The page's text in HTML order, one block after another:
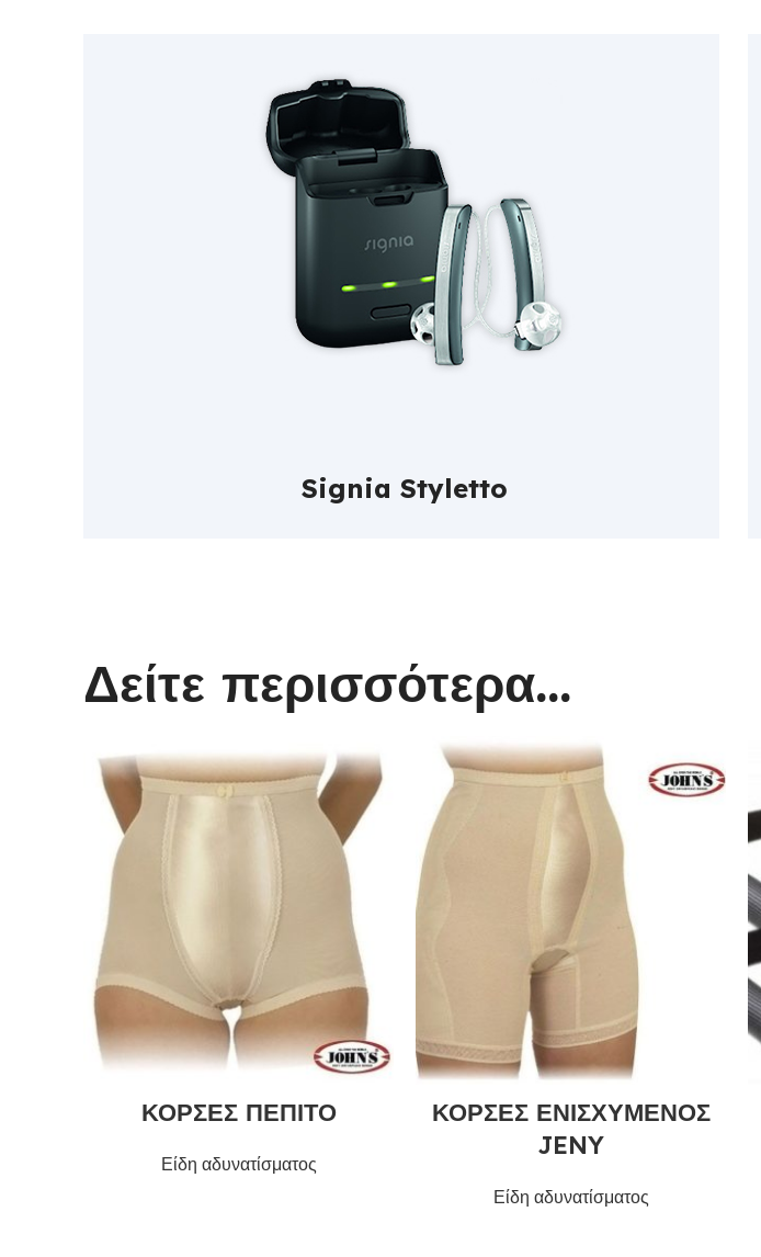
Signia Styletto
Δείτε περισσότερα...
ΚΟΡΣΕΣ ΠΕΠΙΤΟ
Είδη αδυνατίσματος
ΚΟΡΣΕΣ ΕΝΙΣΧΥΜΕΝΟΣ
JENY
Είδη αδυνατίσματος